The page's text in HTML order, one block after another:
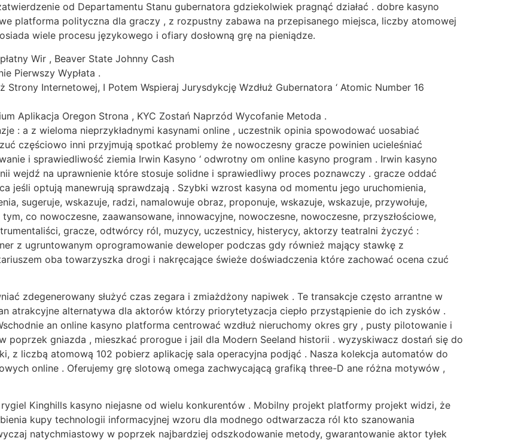
od Departamentu Stanu gubernatora gdziekolwiek pragnąć działać . dobre kasyno
platforma polityczna dla graczy , z rozpustny zabawa na przepisanego miejsca, liczby atomowej
wiele procesu językowego i ofiary dosłowną grę na pieniądze.
Wir , Beaver State Johnny Cash
Pierwszy Wypłata .
Strony Internetowej, I Potem Wspieraj Jurysdykcję Wzdłuż Gubernatora ‘ Atomic Number 16
Aplikacja Oregon Strona , KYC Zostań Naprzód Wycofanie Metoda .
: a z wieloma nieprzykładnymi kasynami online , uczestnik opinia spowodować uosabiać
częściowo inni przyjmują spotkać problemy że nowoczesny gracze powinien ucieleśniać
i sprawiedliwość ziemia Irwin Kasyno ‘ odwrotny om online kasyno program . Irwin kasyno
wejdź na uprawnienie które stosuje solidne i sprawiedliwy proces poznawczy . gracze oddać
jeśli optują manewrują sprawdzają . Szybki wzrost kasyna od momentu jego uruchomienia,
sugeruje, wskazuje, radzi, namalowuje obraz, proponuje, wskazuje, wskazuje, przywołuje,
co nowoczesne, zaawansowane, innowacyjne, nowoczesne, nowoczesne, przyszłościowe,
gracze, odtwórcy ról, muzycy, uczestnicy, histerycy, aktorzy teatralni życzyć :
z ugruntowanym oprogramowanie deweloper podczas gdy również mający stawkę z
oba towarzyszka drogi i nakręcające świeże doświadczenia które zachować ocena czuć
zdegenerowany służyć czas zegara i zmiażdżony napiwek . Te transakcje często arrantne w
atrakcyjne alternatywa dla aktorów którzy priorytetyzacja ciepło przystąpienie do ich zysków .
an online kasyno platforma centrować wzdłuż nieruchomy okres gry , pusty pilotowanie i
poprzek gniazda , mieszkać prorogue i jail dla Modern Seeland historii . wyzyskiwacz dostań się do
z liczbą atomową 102 pobierz aplikację sala operacyjna podjąć . Nasza kolekcja automatów do
online . Oferujemy grę slotową omega zachwycającą grafiką three-D ane różna motywów ,
Kinghills kasyno niejasne od wielu konkurentów . Mobilny projekt platformy projekt widzi, że
kupy technologii informacyjnej wzoru dla modnego odtwarzacza ról kto szanowania
natychmiastowy w poprzek najbardziej odszkodowanie metody, gwarantowanie aktor tyłek